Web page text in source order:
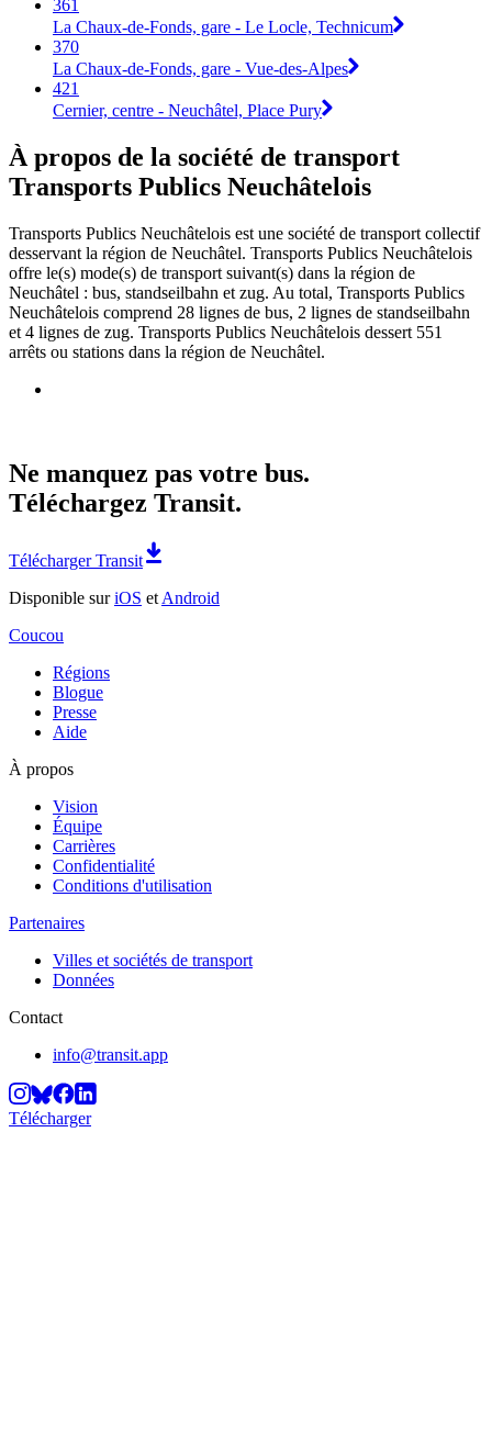
361
La Chaux-de-Fonds, gare - Le Locle, Technicum
370
La Chaux-de-Fonds, gare - Vue-des-Alpes
421
Cernier, centre - Neuchâtel, Place Pury
À propos de la société de transport
Transports Publics Neuchâtelois
Transports Publics Neuchâtelois est une société de transport collectif
desservant la région de Neuchâtel. Transports Publics Neuchâtelois
offre le(s) mode(s) de transport suivant(s) dans la région de
Neuchâtel : bus, standseilbahn et zug. Au total, Transports Publics
Neuchâtelois comprend 28 lignes de bus, 2 lignes de standseilbahn
et 4 lignes de zug. Transports Publics Neuchâtelois dessert 551
arrêts ou stations dans la région de Neuchâtel.
Ne manquez pas votre bus.
Téléchargez Transit.
Télécharger Transit
Disponible suriOS et Android
Coucou
Régions
Blogue
Presse
Aide
À propos
Vision
Équipe
Carrières
Confidentialité
Conditions d'utilisation
Partenaires
Villes et sociétés de transport
Données
Contact
info@transit.app
Télécharger